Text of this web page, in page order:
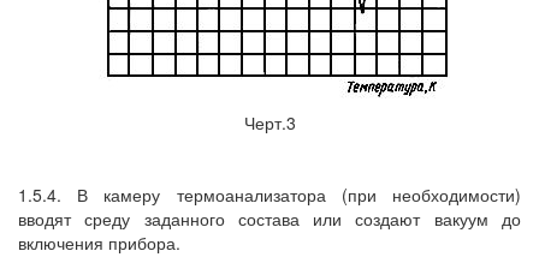
Черт.3
1.5.4. В камеру термоанализатора (при необходимости)
вводят среду заданного состава или создают вакуум до
включения прибора.